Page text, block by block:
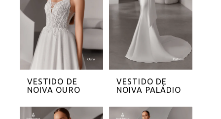
VESTIDO DE
NOIVA OURO
VESTIDO DE
NOIVA PALÁDIO